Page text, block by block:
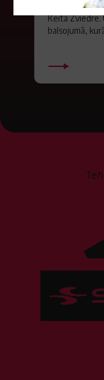
labāko
Keita Zviedre.
balsojumā,